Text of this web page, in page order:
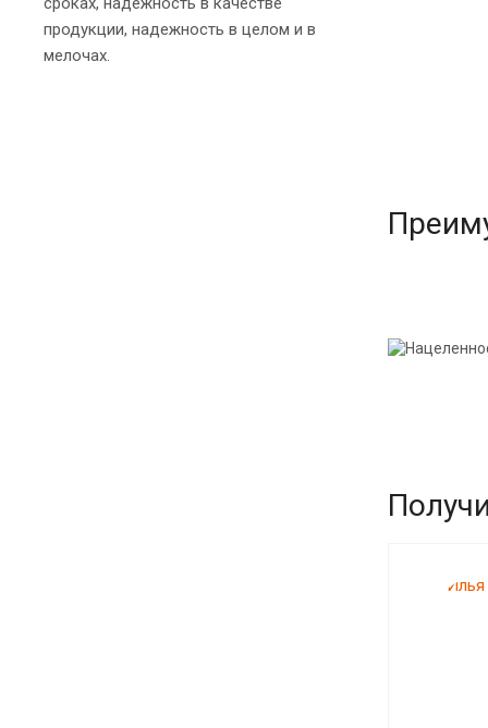
продукции, надежность в целом и в
мелочах.